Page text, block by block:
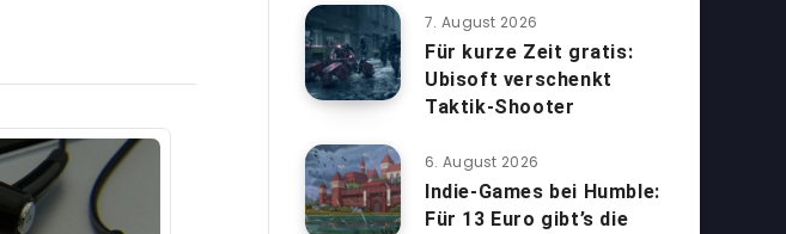
7. August 2026
Für kurze Zeit gratis:
Ubisoft verschenkt
Taktik-Shooter
6. August 2026
Indie-Games bei Humble:
Für 13 Euro gibt’s die